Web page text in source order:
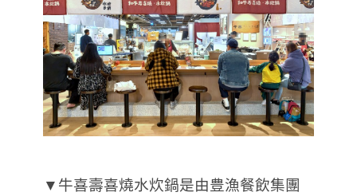
▼牛喜壽喜燒水炊鍋是由豊漁餐飲集團